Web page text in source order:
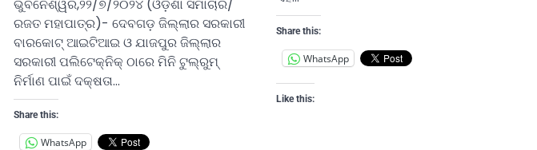
ଭୁବନେଶ୍ୱର,୨୨/୭/୨୦୨୪ (ଓଡ଼ିଶା ସମାଚାର/
ରଜତ ମହାପାତ୍ର)- ଦେବଗଡ଼ ଜିଲ୍ଲାର ସରକାରୀ
ବାରକୋଟ୍‌ ଆଇଟିଆଇ ଓ ଯାଜପୁର ଜିଲ୍ଲାର
ସରକାରୀ ପଲିଟେକ୍‌ନିକ୍‌ ଠାରେ ମିନି ଟୁଲ୍‌ରୁମ୍‌
ନିର୍ମାଣ ପାଇଁ ଦକ୍ଷତା…
Share this:
WhatsApp
Share this:
WhatsApp
Like this: